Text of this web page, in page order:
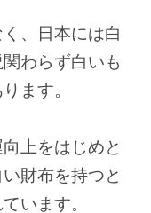
、日本には白
わらず白いも
ます。
上をはじめと
財布を持つと
います。